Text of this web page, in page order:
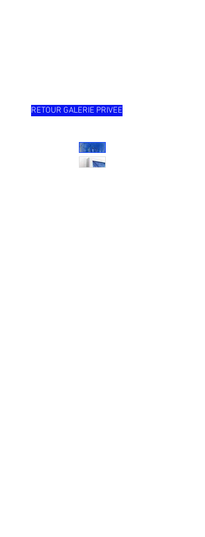
RETOUR GALERIE PRIVEE